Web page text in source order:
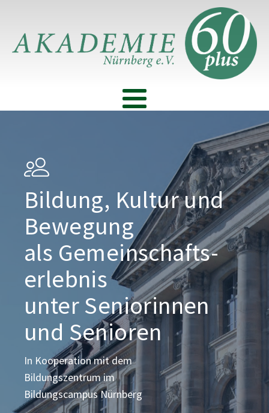
Bildung, Kultur und
Bewegung
als Gemeinschafts­
erlebnis
unter Seniorinnen
und Senioren
In Kooperation mit dem
Bildungszentrumim
Bildungscampus Nürnberg